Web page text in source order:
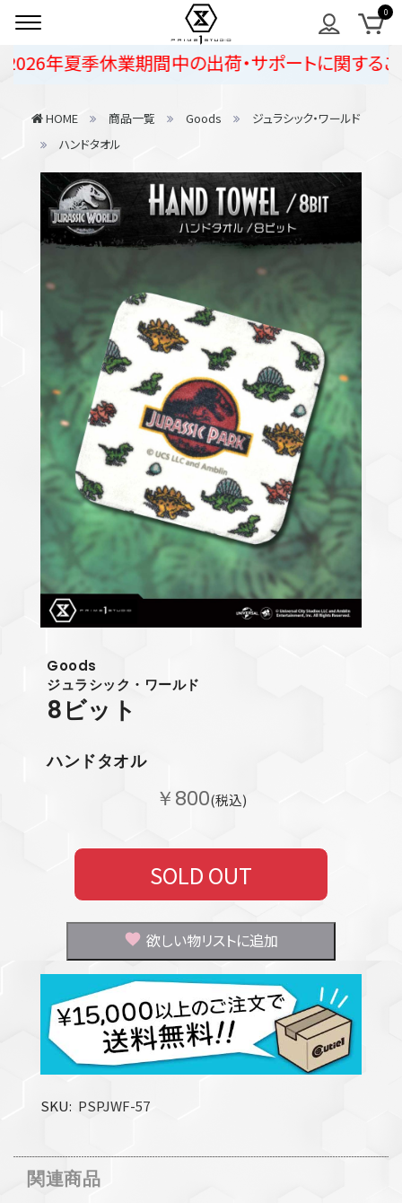
年夏季休業期間中の出荷・サポートに関するご案内
HOME 商品一覧 Goods
ジュラシック・ワールド
ハンドタオル
Goods
ジュラシック・ワールド
8ビット
ハンドタオル
￥800(税込)
SOLD OUT
欲しい物リストに追加
SKU PSPJWF-57
関連商品